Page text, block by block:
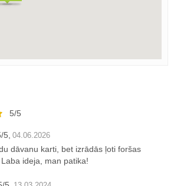
5/5
/5 04.06.2026
dāvanu karti, bet izrādās ļoti foršas
ideja, man patika!